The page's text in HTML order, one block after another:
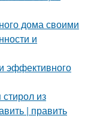
дома своими
и
эффективного
из
| править